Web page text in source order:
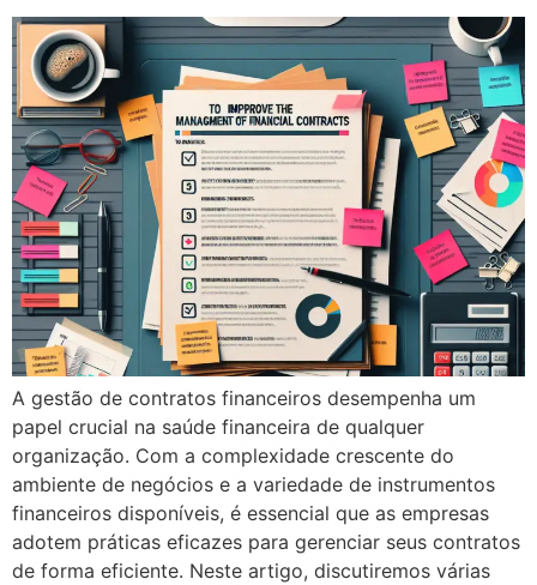
A gestão de contratos financeiros desempenha um
papel crucial na saúde financeira de qualquer
organização. Com a complexidade crescente do
ambiente de negócios e a variedade de instrumentos
financeiros disponíveis, é essencial que as empresas
adotem práticas eficazes para gerenciar seus contratos
de forma eficiente. Neste artigo, discutiremos várias